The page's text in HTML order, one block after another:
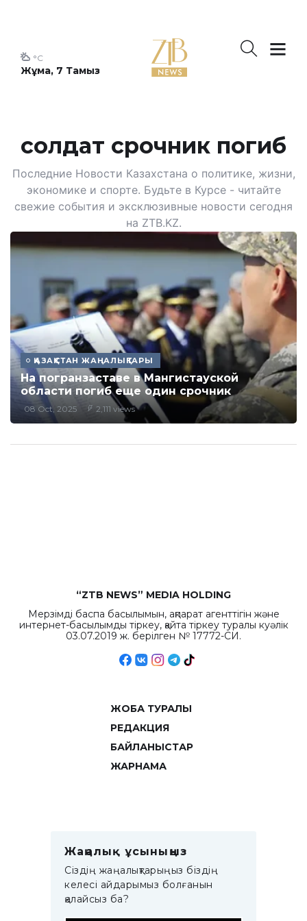
Жұма, 7 Тамыз
°C
солдат срочник погиб
Последние Новости Казахстана о политике, жизни,
экономике и спорте. Будьте в Курсе - читайте
свежие события и эксклюзивные новости сегодня
на ZTB.KZ.
ҚАЗАҚСТАН ЖАҢАЛЫҚТАРЫ
На погранзаставе в Мангистауской
области погиб еще один срочник
08 Oct, 2025 2,111 views
“ZTB NEWS” MEDIA HOLDING
Мерзімді баспа басылымын, ақпарат агенттігін және
интернет-басылымды тіркеу, қайта тіркеу туралы куәлік
03.07.2019 ж. берілген № 17772-СИ.
ЖОБА ТУРАЛЫ
РЕДАКЦИЯ
БАЙЛАНЫСТАР
ЖАРНАМА
Жаңалық ұсыныңыз
Сіздің жаңалықтарыңыз біздің
келесі айдарымыз болғанын
қалайсыз ба?